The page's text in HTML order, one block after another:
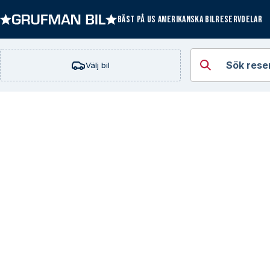
BÄST PÅ US AMERIKANSKA BILRESERVDELAR
Välj bil
Sök